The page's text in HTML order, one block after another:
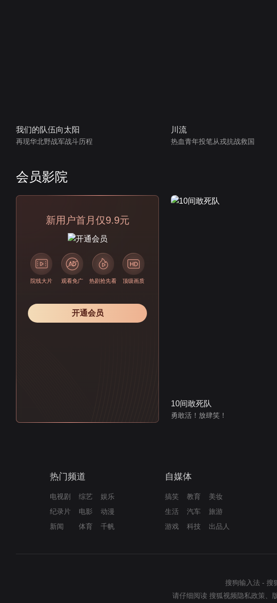
我们的队伍向太阳
再现华北野战军战斗历程
川流
热血青年投笔从戎抗战救国
会员影院
新用户首月仅9.9元
院线大片 观看免广 热剧抢先看 顶级画质
开通会员
会员
10间敢死队
勇敢活！放肆笑！
热门频道
电视剧 综艺
娱乐
纪录片
电影
动漫
新闻
体育 千帆
自媒体
搞笑 教育
美妆
生活
汽车
旅游
游戏
科技 出品人
搜狗输入法 - 搜
请仔细阅读 搜狐视频隐私政策